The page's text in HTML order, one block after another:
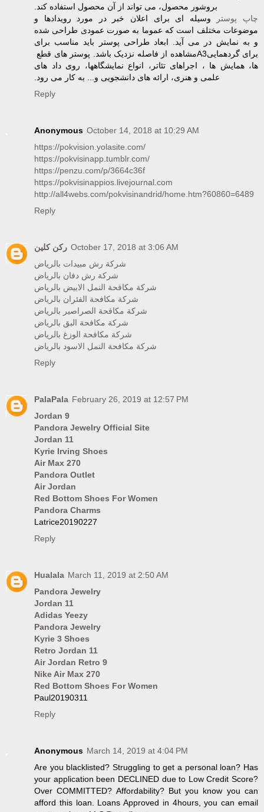
بروشور محصول، می تواند از آن محصول استفاده کند.‏
چاپ پوستر
‏ وسیله ای برای اعلان خبر در مورد رویدادها و
موضوعات مختلف است که عموما به ‏صورت عمودی طراحی شده
و به نمایش در می آید. ابعاد طراحی پوستر باید مناسب برای
مشاهده از ‏فاصله نزدیک باشد. پوستر های قطع ‏A3‎برای گردهمایی
ها، همایش ها ، اجراهای تئاتر، انواع نمایشگاهها، ‏روی داد های
علمی و هنری، ارائه های دانشجویی و... به کار می رود.‏
Reply
Anonymous October 14, 2018 at 10:29 AM
https://pokvision.yolasite.com/
https://pokvisinapp.tumblr.com/
https://penzu.com/p/3664c36f
https://pokvisinappios.livejournal.com
http://all4webs.com/pokvisinandrid/home.htm?60860=6489
Reply
ركن كلين October 17, 2018 at 3:06 AM
شركة رش مبيدات بالرياض
شركة رش دفان بالرياض
شركة مكافحة النمل الابيض بالرياض
شركة مكافحة الفئران بالرياض
شركة مكافحة الصراصير بالرياض
شركة مكافحة البق بالرياض
شركة مكافحة الوزغ بالرياض
شركة مكافحة النمل الاسود بالرياض
Reply
PalaPala February 26, 2019 at 12:57 PM
Jordan 9
Pandora Jewelry Official Site
Jordan 11
Kyrie Irving Shoes
Air Max 270
Pandora Outlet
Air Jordan
Red Bottom Shoes For Women
Pandora Charms
Latrice20190227
Reply
Hualala March 11, 2019 at 2:50 AM
Pandora Jewelry
Jordan 11
Adidas Yeezy
Pandora Jewelry
Kyrie 3 Shoes
Retro Jordan 11
Air Jordan Retro 9
Nike Air Max 270
Red Bottom Shoes For Women
Paul20190311
Reply
Anonymous March 14, 2019 at 4:04 PM
Are you blacklisted? Struggling to get a personal loan? Has
your application been DECLINED due to Low Credit Score?
Over COMMITTED? Affordability? But you know you can
afford this loan. Loans Approved in 4hours, you can email